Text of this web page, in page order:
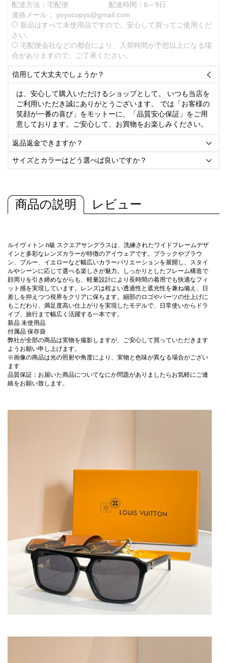
配達方法：宅配便
配達時間：6～9日
連絡メール： yoyocopys@gmail.com
新品はすべて未使用品ですので、安心して買ってご使用くだ
さい。
宅配便会社などの都合により、入荷時間が予想以上になる場
合がありますので、ご了承ください。
信用して大丈夫でしょうか？ 
は、安心して購入いただけるショップとして。 いつも当店を
ご利用いただき誠にありがとうございます。 では「お客様の
笑顔が一番の喜び」をモットーに、「品質安心保証」をご用
意しております。ご安心して、お買物をお楽しみください。
返品返金できますか？ 
サイズとカラーはどう選べば良いですか？ 
商品の説明 レビュー
ルイヴィトン n級 スクエアサングラスは、洗練されたワイドフレームデザ
インと多彩なレンズカラーが特徴のアイウェアです。ブラックやブラウ
ン、ブルー、イエローなど幅広いカラーバリエーションを展開し、スタイ
ルやシーンに応じて選べる楽しさが魅力。しっかりとしたフレーム構造で
顔周りを引き締めながらも、軽量設計により長時間の着用でも快適なフィ
ット感を実現しています。レンズは程よい透過性と遮光性を兼ね備え、日
差しを抑えつつ視界をクリアに保ちます。細部のロゴやパーツの仕上げに
もこだわり、満足度高い仕上がりを実現したモデルで、日常使いからドラ
イブ、旅行まで幅広く活躍する一本です。
新品 未使用品
付属品 保存袋
弊社が全部の商品は実物を撮影しますが、ご安心して買っていただきます
ようお願い申し上げます。
※画像の商品は光の照射や角度により、実物と色味が異なる場合がござい
ます
品質保証：お届いた商品についてなにか問題がありましたらお気軽にご連
絡をお願い致します。